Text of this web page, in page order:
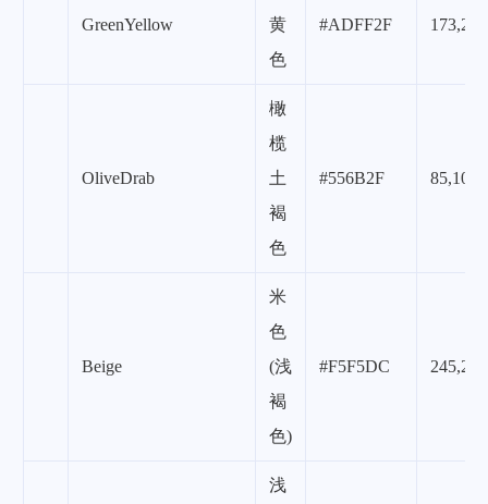
GreenYellow
黄
色
#ADFF2F
OliveDrab
橄
榄
土
褐
色
#556B2F
Beige
米
色
(浅
褐
色)
#F5F5DC
浅